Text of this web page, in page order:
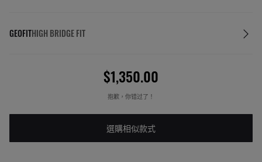
GEOFITHIGH BRIDGE FIT
$1,350.00
抱歉，你错过了！
選購相似款式